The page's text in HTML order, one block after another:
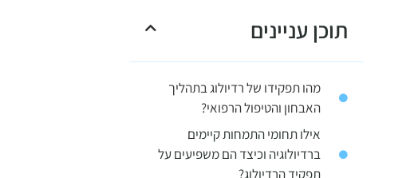
תוכן עניינים
מהו תפקידו של רדיולוג בתהליך
האבחון והטיפול הרפואי?
אילו תחומי התמחות קיימים
ברדיולוגיה וכיצד הם משפיעים על
תפקיד הרדיולוג?